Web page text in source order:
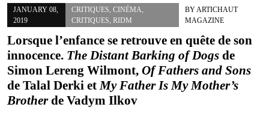
JANUARY 08,
2019
CRITIQUES ,CINÉMA
CRITIQUES ,RIDM
BY ARTICHAUT
MAGAZINE
Lorsque l’enfance se retrouve en quête de son
innocence. The Distant Barking of Dogs de
Simon Lereng Wilmont, Of Fathers and Sons
de Talal Derki et My Father Is My Mother’s
Brotherde Vadym Ilkov